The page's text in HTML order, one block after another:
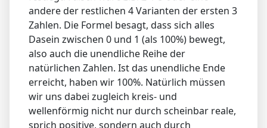
andere der restlichen 4 Varianten der ersten 3
Zahlen. Die Formel besagt, dass sich alles
Dasein zwischen 0 und 1 (als 100%) bewegt,
also auch die unendliche Reihe der
natürlichen Zahlen. Ist das unendliche Ende
erreicht, haben wir 100%. Natürlich müssen
wir uns dabei zugleich kreis- und
wellenförmig nicht nur durch scheinbar reale,
sprich positive, sondern auch durch